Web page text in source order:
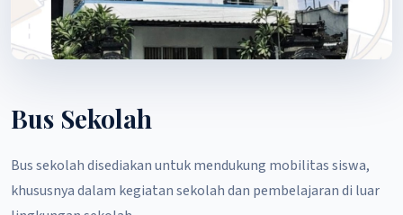
Bus Sekolah
Bus sekolah disediakan untuk mendukung mobilitas siswa,
khususnya dalam kegiatan sekolah dan pembelajaran di luar